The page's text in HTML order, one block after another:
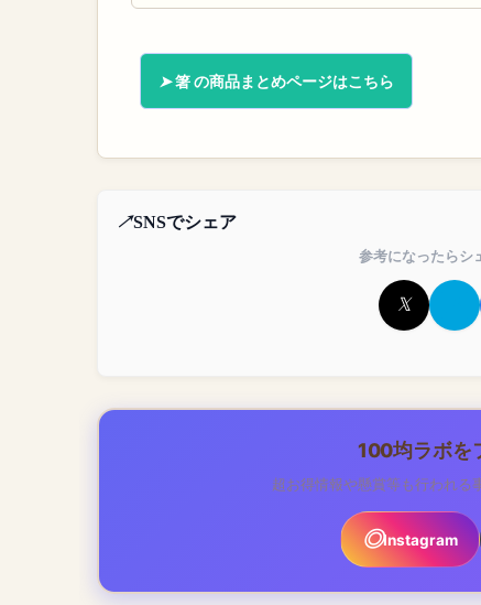
箸 の商品まとめページはこちら
SNSでシェア
参考になったらシ
100均ラボを
超お得情報や懸賞等も行われる
Instagram